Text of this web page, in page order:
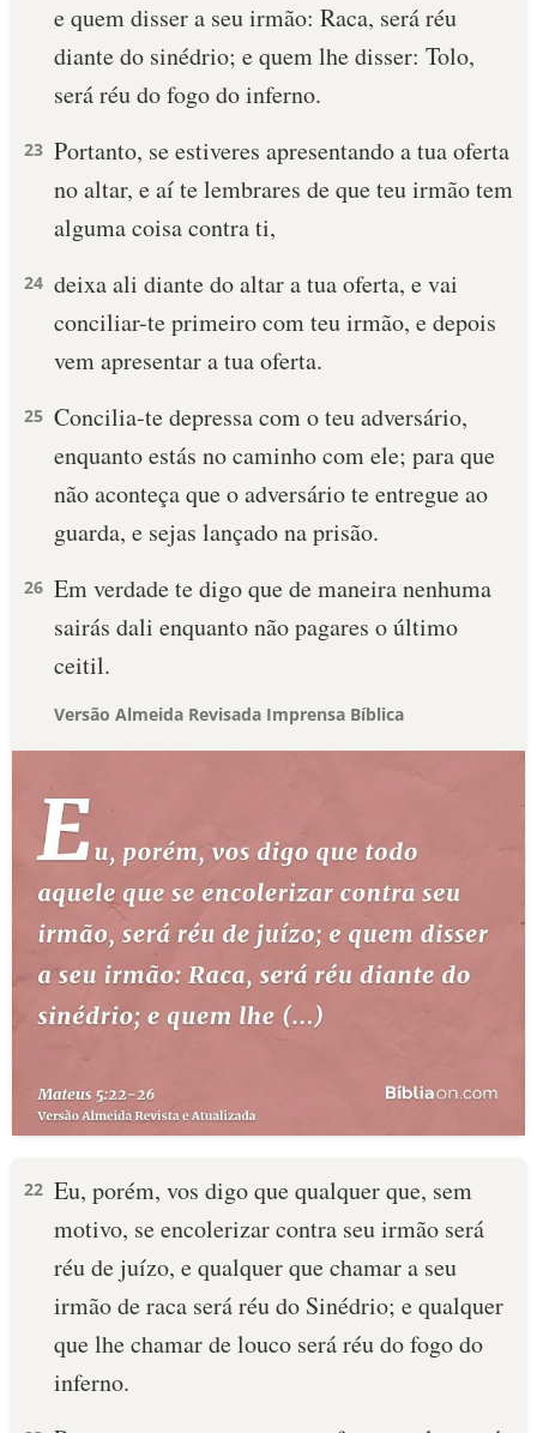
e quem disser a seu irmão: Raca, será réu
diante do sinédrio; e quem lhe disser: Tolo,
será réu do fogo do inferno.
23 Portanto, se estiveres apresentando a tua oferta
no altar, e aí te lembrares de que teu irmão tem
alguma coisa contra ti,
24 deixa ali diante do altar a tua oferta, e vai
conciliar-te primeiro com teu irmão, e depois
vem apresentar a tua oferta.
25 Concilia-te depressa com o teu adversário,
enquanto estás no caminho com ele; para que
não aconteça que o adversário te entregue ao
guarda, e sejas lançado na prisão.
26 Em verdade te digo que de maneira nenhuma
sairás dali enquanto não pagares o último
ceitil.
Versão Almeida Revisada Imprensa Bíblica
22 Eu, porém, vos digo que qualquer que, sem
motivo, se encolerizar contra seu irmão será
réu de juízo, e qualquer que chamar a seu
irmão de raca será réu do Sinédrio; e qualquer
que lhe chamar de louco será réu do fogo do
inferno.